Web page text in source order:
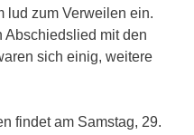
lud zum Verweilen ein.
Abschiedslied mit den
sich einig, weitere
findet am Samstag, 29.